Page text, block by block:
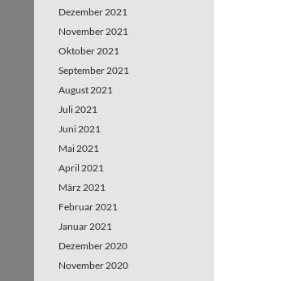
Dezember 2021
November 2021
Oktober 2021
September 2021
August 2021
Juli 2021
Juni 2021
Mai 2021
April 2021
März 2021
Februar 2021
Januar 2021
Dezember 2020
November 2020